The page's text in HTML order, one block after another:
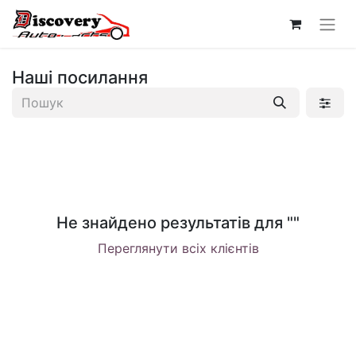
Наші посилання
Не знайдено результатів для ""
Переглянути всіх клієнтів